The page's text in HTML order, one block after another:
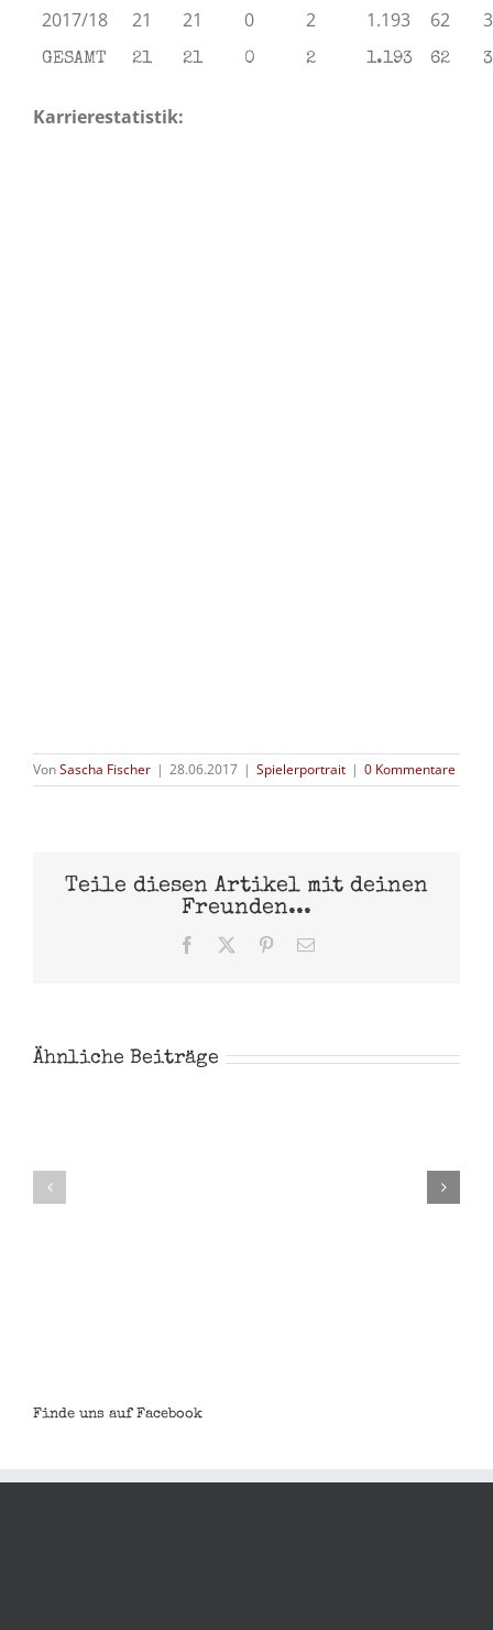
2017/18 21 21 0 2 1.193 62
GESAMT 21 21 0 2 1.193 62
Karrierestatistik:
VonSascha Fischer | 28.06.2017 | Spielerportrait | 0 Kommentare
Teile diesen Artikel mit deinen
Freunden...
Facebook Pinterest
E-
Ähnliche Beiträge
Finde uns auf Facebook